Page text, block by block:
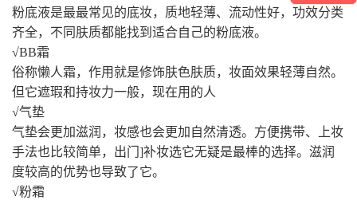
粉底液是最最常见的底妆，质地轻薄、流动性好，功效分类
齐全，不同肤质都能找到适合自己的粉底液。
√BB霜
俗称懒人霜，作用就是修饰肤色肤质，妆面效果轻薄自然。
但它遮瑕和持妆力一般，现在用的人
√气垫
气垫会更加滋润，妆感也会更加自然清透。方便携带、上妆
手法也比较简单，出门]补妆选它无疑是最棒的选择。滋润
度较高的优势也导致了它。
√粉霜